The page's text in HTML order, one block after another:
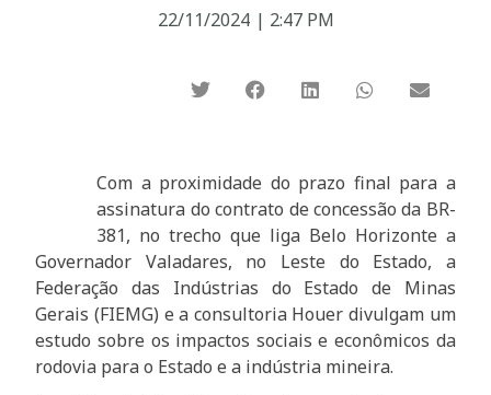
22/11/2024 | 2:47 PM
Com a proximidade do prazo final para a
assinatura do contrato de concessão da BR-
381, no trecho que liga Belo Horizonte a
Governador Valadares, no Leste do Estado, a
Federação das Indústrias do Estado de Minas
Gerais (FIEMG) e a consultoria Houer divulgam um
estudo sobre os impactos sociais e econômicos da
rodovia para o Estado e a indústria mineira.